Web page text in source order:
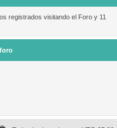
registrados visitando el Foro y 11